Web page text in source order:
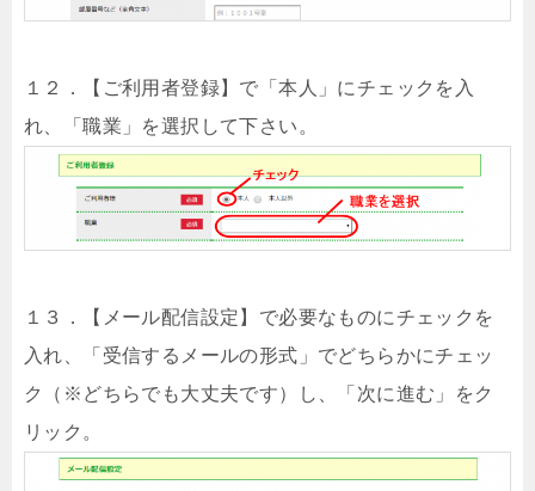
１２．【ご利用者登録】で「本人」にチェックを入
れ、「職業」を選択して下さい。
１３．【メール配信設定】で必要なものにチェックを
入れ、「受信するメールの形式」でどちらかにチェッ
ク（※どちらでも大丈夫です）し、「次に進む」をク
リック。